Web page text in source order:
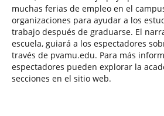
muchas ferias de empleo en el
organizaciones para ayudar a los
trabajo después de graduarse. El
escuela, guiará a los espectadores
través de pvamu.edu. Para más
espectadores pueden explorar la
secciones en el sitio web.